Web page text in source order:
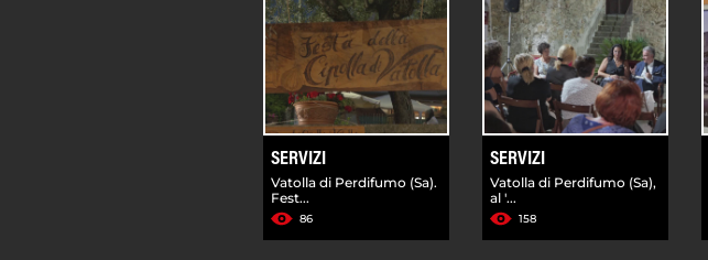
SERVIZI
Vatolla di Perdifumo (Sa).
Fest...
86
SERVIZI
Vatolla di Perdifumo (Sa),
al '...
158